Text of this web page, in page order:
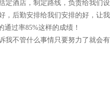
定酒店，制定路线，负责给我们
，后勤安排给我们安排的好，让
过率85%这样的成绩！
我不管什么事情只要努力了就会